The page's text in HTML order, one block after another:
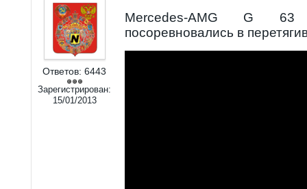
Ответов: 6443
Зарегистрирован:
15/01/2013
Mercedes-AMG G
посоревновались в